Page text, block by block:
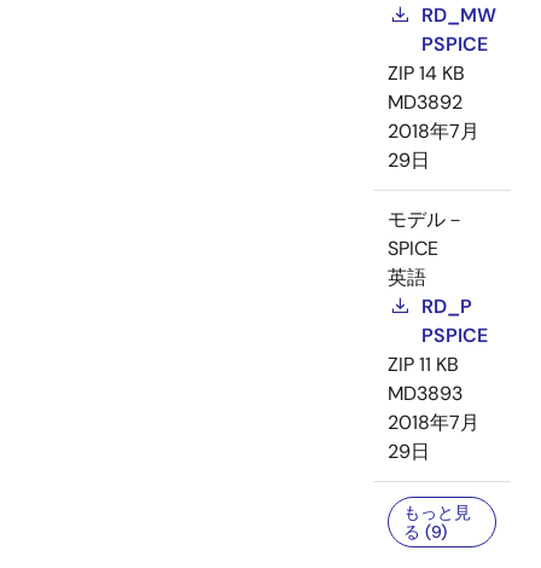
RD_MW
PSPICE
ZIP14 KB
MD3892
2018年7月
29日
モデル－
SPICE
英語
RD_P
PSPICE
ZIP11 KB
MD3893
2018年7月
29日
もっと見
る (9)